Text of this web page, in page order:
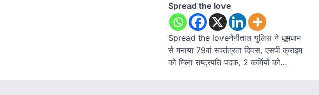
Spread the love
Spread the loveनैनीताल पुलिस ने धूमधाम
से मनाया 79वां स्वतंत्रता दिवस, एसपी क्राइम
को मिला राष्ट्रपति पदक, 2 कर्मियों को…